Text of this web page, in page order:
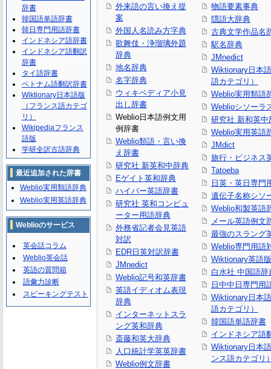
外来語の言い換え提
案
外国人名読み方字典
歌舞伎・浄瑠璃外題
辞典
地名辞典
名字辞典
ウィキペディア小見
出し辞書
Weblio日本語例文用
例辞書
Weblio類語・言い換
え辞書
研究社 新英和中辞典
Eゲイト英和辞典
ハイパー英語辞書
研究社 英和コンピュ
ーター用語辞典
外務省記者会見英語
対訳
EDR日英対訳辞書
JMnedict
Weblio記号和英辞書
英語イディオム表現
辞典
インターネットスラ
ング英和辞典
斎藤和英大辞典
人口統計学英英辞書
Weblio例文辞書
物語要素事典
隠語大辞典
古典文学作品名
駅名辞典
JMnedict
Wiktionary日本
語カテゴリ）
Weblio実用類語
Weblioシソーラ
研究社 新和英中
Weblio実用英語
JMdict
旅行・ビジネス
Tatoeba
日英・英日専門
遺伝子名称シソ
Weblio和製英語
メール英語例文
最強のスラング
Weblio専門用語
Wiktionary英語版
白水社 中国語辞
日中中日専門用
Wiktionary日本
語カテゴリ）
韓国語単語辞書
インドネシア語
Wiktionary日本
ンス語カテゴリ
辞書
韓国語単語辞書
韓日専門用語辞書
インドネシア語辞書
インドネシア語翻訳
辞書
タイ語辞書
ベトナム語翻訳辞書
Wiktionary日本語版
（フランス語カテゴ
リ）
Wikipediaフランス
語版
学研全訳古語辞典
最近追加された辞書
Weblio実用類語辞典
Weblio実用英語辞典
Weblioのサービス
英会話コラム
Weblio英会話
英語の質問箱
語彙力診断
スピーキングテスト